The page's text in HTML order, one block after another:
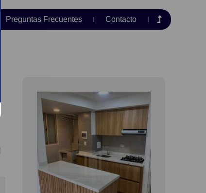
Preguntas Frecuentes Contacto